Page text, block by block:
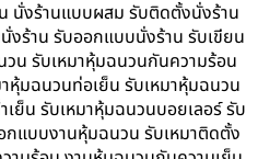
นั่งร้านแบบผสม รับติดตั้งนั่งร้าน
งร้าน รับออกแบบนั่งร้าน รับเขียน
น รับเหมาหุ้มฉนวนกันความร้อน
หุ้มฉนวนท่อเย็น รับเหมาหุ้มฉนวน
ย็น รับเหมาหุ้มฉนวนบอยเลอร์ รับ
แบบงานหุ้มฉนวน รับเหมาติดตั้ง